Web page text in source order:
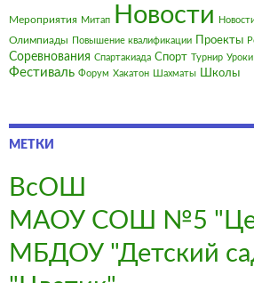
Мероприятия Митап Новости
Олимпиады Повышение квалификации Проекты
Соревнования Спартакиада Спорт Турнир Уроки
Фестиваль Форум Хакатон Шахматы Школы
МЕТКИ
ВсОШ
МАОУ СОШ №5
МБДОУ "Детский